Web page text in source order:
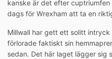
kanske är det efter
dags för Wrexham att ta en
Millwall har gett ett solitt
förlorade faktiskt sin
sedan. Det här laget lägger sig